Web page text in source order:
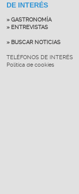
DE INTERÉS
» GASTRONOMÍA
» ENTREVISTAS
» BUSCAR NOTICIAS
TELÉFONOS DE INTERÉS
Política de cookies